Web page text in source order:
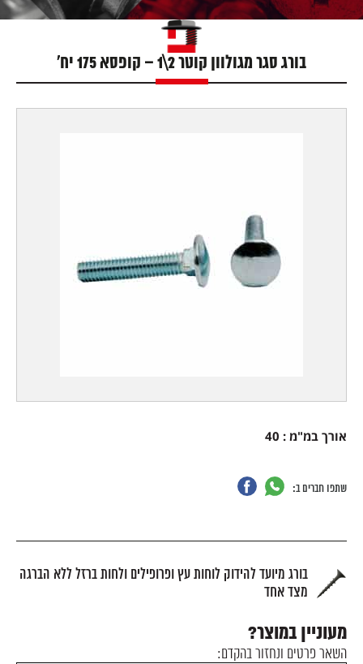
בורג סגר מגולוון קוטר 2\1 – קופסא 175 יח'
אורך במ"מ : 40
שתפו חברים ב:
בורג מיועד להידוק לוחות עץ ופרופילים ולחות ברזל ללא הברגה
מצד אחד
מעוניין במוצר?
השאר פרטים ונחזור בהקדם: